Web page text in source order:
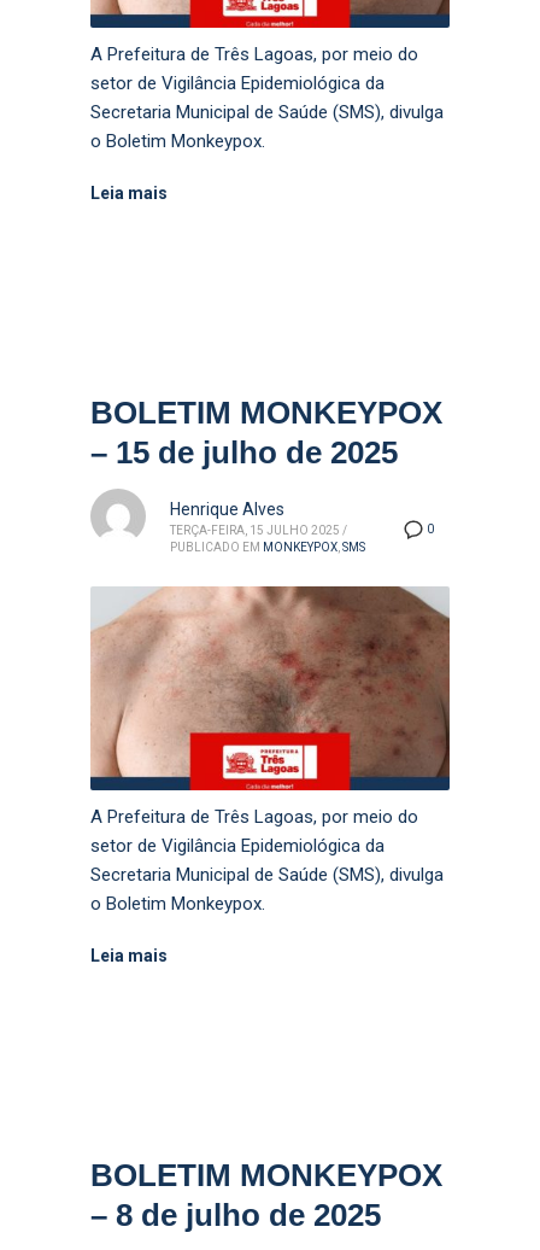
A Prefeitura de Três Lagoas, por meio do
setor de Vigilância Epidemiológica da
Secretaria Municipal de Saúde (SMS), divulga
o Boletim Monkeypox.
Leia mais
BOLETIM MONKEYPOX
– 15 de julho de 2025
0
Henrique Alves
TERÇA-FEIRA, 15 JULHO 2025 /
PUBLICADO EM MONKEYPOX,SMS
A Prefeitura de Três Lagoas, por meio do
setor de Vigilância Epidemiológica da
Secretaria Municipal de Saúde (SMS), divulga
o Boletim Monkeypox.
Leia mais
BOLETIM MONKEYPOX
– 8 de julho de 2025